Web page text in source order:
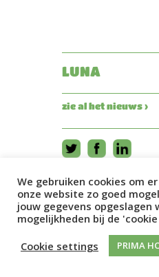
LUNA
zie al het nieuws ›
We gebruiken cookies om
onze website zo goed
jouw gegevens opgeslagen
mogelijkheden bij de
Cookie settings
PRIMA